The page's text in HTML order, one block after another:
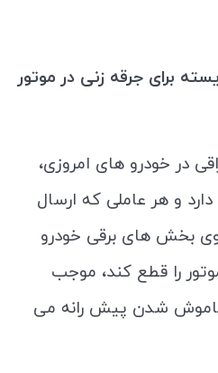
برای جرقه زنی در موتور
در خودرو های امروزی،
دارد و هر عاملی که ارسال
بخش ‌های برقی خودرو
را قطع کند، موجب
‌شدن پیش رانه می